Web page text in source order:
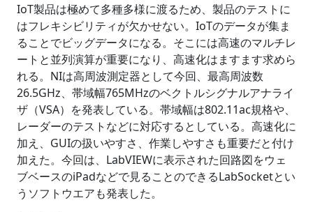
IoT製品は極めて多種多様に渡るため、製品のテストに
はフレキシビリティが欠かせない。IoTのデータが集ま
ることでビッグデータになる。そこには高速のマルチレ
ートと並列演算が重要になり、高速化はますます求めら
れる。NIは高周波測定器として今回、最高周波数
26.5GHz、帯域幅765MHzのベクトルシグナルアナライ
ザ（VSA）を発表している。帯域幅は802.11ac規格や、
レーダーのテストなどに対応するとしている。高速化に
加え、GUIの扱いやすさ、作業しやすさも重要だと付け
加えた。今回は、LabVIEWに表示された回路図をウェ
ブベースのiPadなどで見ることのできるLabSocketとい
うソフトウエアも発表した。